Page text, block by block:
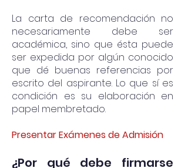
La carta de recomendación no
necesariamente debe ser
académica, sino que ésta puede
ser expedida por algún conocido
que dé buenas referencias por
escrito del aspirante. Lo que sí es
condición es su elaboración en
papel membretado.
Presentar Exámenes de Admisión
¿Por qué debe firmarse